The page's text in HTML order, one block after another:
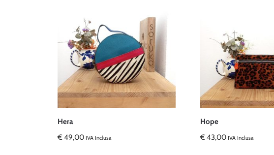
Hera
€49,00 IVA Inclusa
Hope
€43,00 IVA Inclusa